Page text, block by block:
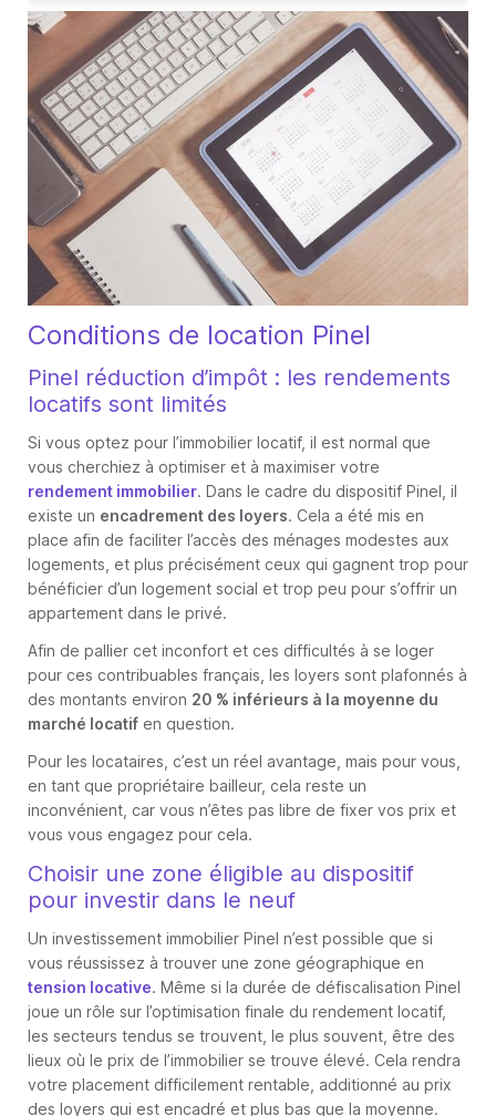
Conditions de location Pinel
Pinel réduction d’impôt : les rendements
locatifs sont limités
Si vous optez pour l’immobilier locatif, il est normal que
vous cherchiez à optimiser et à maximiser votre
rendement immobilier. Dans le cadre du dispositif Pinel, il
existe un encadrement des loyers. Cela a été mis en
place afin de faciliter l’accès des ménages modestes aux
logements, et plus précisément ceux qui gagnent trop pour
bénéficier d’un logement social et trop peu pour s’offrir un
appartement dans le privé.
Afin de pallier cet inconfort et ces difficultés à se loger
pour ces contribuables français, les loyers sont plafonnés à
des montants environ 20 % inférieurs à la moyenne du
marché locatif en question.
Pour les locataires, c’est un réel avantage, mais pour vous,
en tant que propriétaire bailleur, cela reste un
inconvénient, car vous n’êtes pas libre de fixer vos prix et
vous vous engagez pour cela.
Choisir une zone éligible au dispositif
pour investir dans le neuf
Un investissement immobilier Pinel n’est possible que si
vous réussissez à trouver une zone géographique en
tension locative. Même si la durée de défiscalisation Pinel
joue un rôle sur l’optimisation finale du rendement locatif,
les secteurs tendus se trouvent, le plus souvent, être des
lieux où le prix de l’immobilier se trouve élevé. Cela rendra
votre placement difficilement rentable, additionné au prix
des loyers qui est encadré et plus bas que la moyenne.